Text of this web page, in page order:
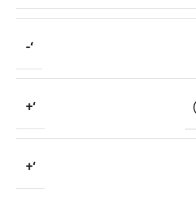
‘-
‘+
‘+